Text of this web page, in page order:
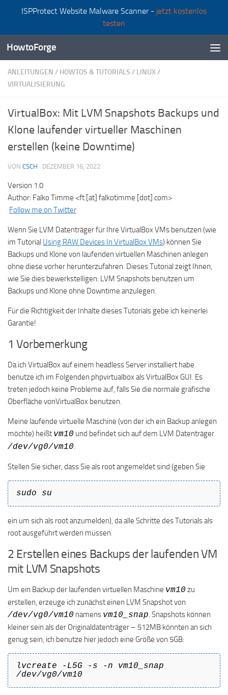
ISPProtect Website Malware Scanner - jetzt kostenlos
testen
Zum Inhalt springen
HowtoForge
ANLEITUNGEN / HOWTOS & TUTORIALS / LINUX/
VIRTUALISIERUNG
VirtualBox: Mit LVM Snapshots Backups und
Klone laufender virtueller Maschinen
erstellen (keine Downtime)
VON CSCH · DEZEMBER 16, 2022
Version 1.0
Author: Falko Timme <ft [at] falkotimme [dot] com>
Follow me on Twitter
Wenn Sie LVM Datenträger für Ihre VirtualBox VMs benutzen (wie
im Tutorial Using RAW Devices In VirtualBox VMs) können Sie
Backups und Klone von laufenden virtuellen Maschinen anlegen
ohne diese vorher herunterzufahren. Dieses Tutorial zeigt Ihnen,
wie Sie dies bewerkstelligen: LVM Snapshots benutzen um
Backups und Klone ohne Downtime anzulegen.
Für die Richtigkeit der Inhalte dieses Tutorials gebe ich keinerlei
Garantie!
1 Vorbemerkung
Da ich VirtualBox auf einem headless Server installiert habe
benutze ich im Folgenden phpvirtualbox als VirtualBox GUI. Es
treten jedoch keine Probleme auf, falls Sie die normale grafische
Oberfläche vonVirtualBox benutzen.
Meine laufende virtuelle Maschine (von der ich ein Backup anlegen
möchte) heißt vm10 und befindet sich auf dem LVM Datenträger
/dev/vg0/vm10.
Stellen Sie sicher, dass Sie als root angemeldet sind (geben Sie
sudo su
ein um sich als root anzumelden), da alle Schritte des Tutorials als
root ausgeführt werden müssen.
2 Erstellen eines Backups der laufenden VM
mit LVM Snapshots
Um ein Backup der laufenden virtuellen Maschine vm10 zu
erstellen, erzeuge ich zunächst einen LVM Snapshot von
/dev/vg0/vm10 namens vm10_snap. Snapshots können
kleiner sein als der Originaldatenträger – 512MB könnten an sich
genug sein, ich benutze hier jedoch eine Größe von 5GB:
lvcreate -L5G -s -n vm10_snap
/dev/vg0/vm10